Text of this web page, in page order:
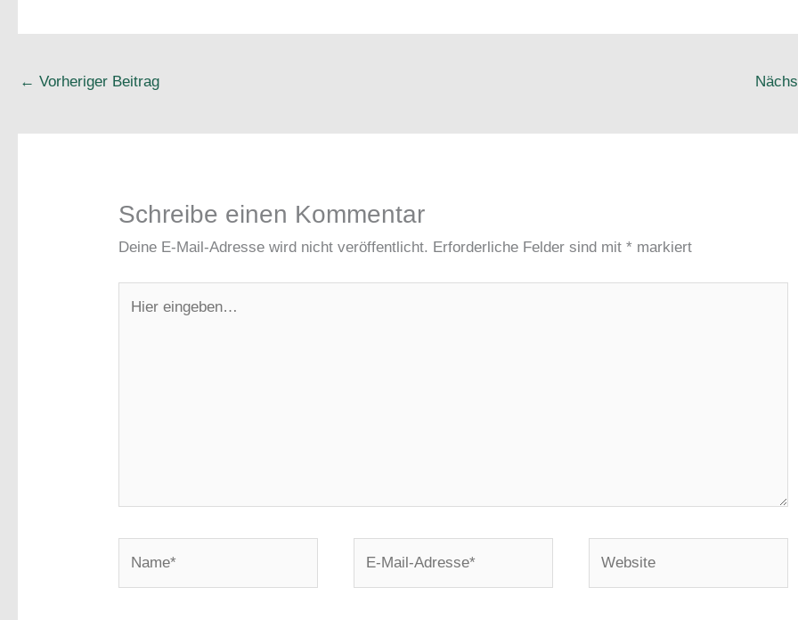
← Vorheriger Beitrag
Schreibe einen Kommentar
Deine E-Mail-Adresse wird nicht veröffentlicht. Erforderliche Felder sind mit* markiert
eingeben…